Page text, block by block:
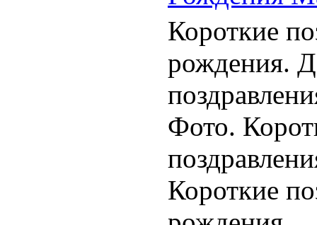
Короткие
рождения.
Фото.
Короткие